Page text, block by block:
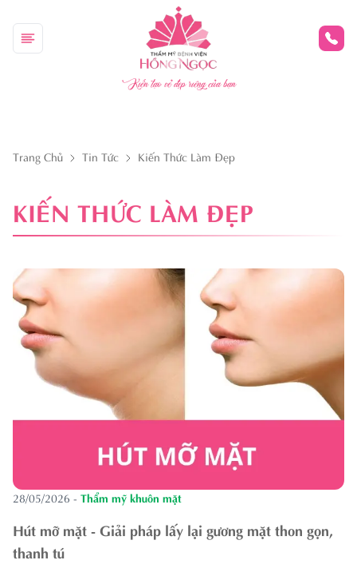
Kiến tạo vẻ đẹp riêng của bạn
Trang Chủ Tin Tức Kiến Thức Làm Đẹp
KIẾN THỨC LÀM ĐẸP
28/05/2026 - Thẩm mỹ khuôn mặt
Hút mỡ mặt - Giải pháp lấy lại gương mặt thon gọn,
thanh tú